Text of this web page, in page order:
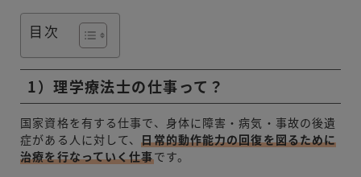
目次
1）理学療法士の仕事って？
国家資格を有する仕事で、身体に障害・病気・事故の後遺
症がある人に対して、日常的動作能力の回復を図るために
治療を行なっていく仕事です。